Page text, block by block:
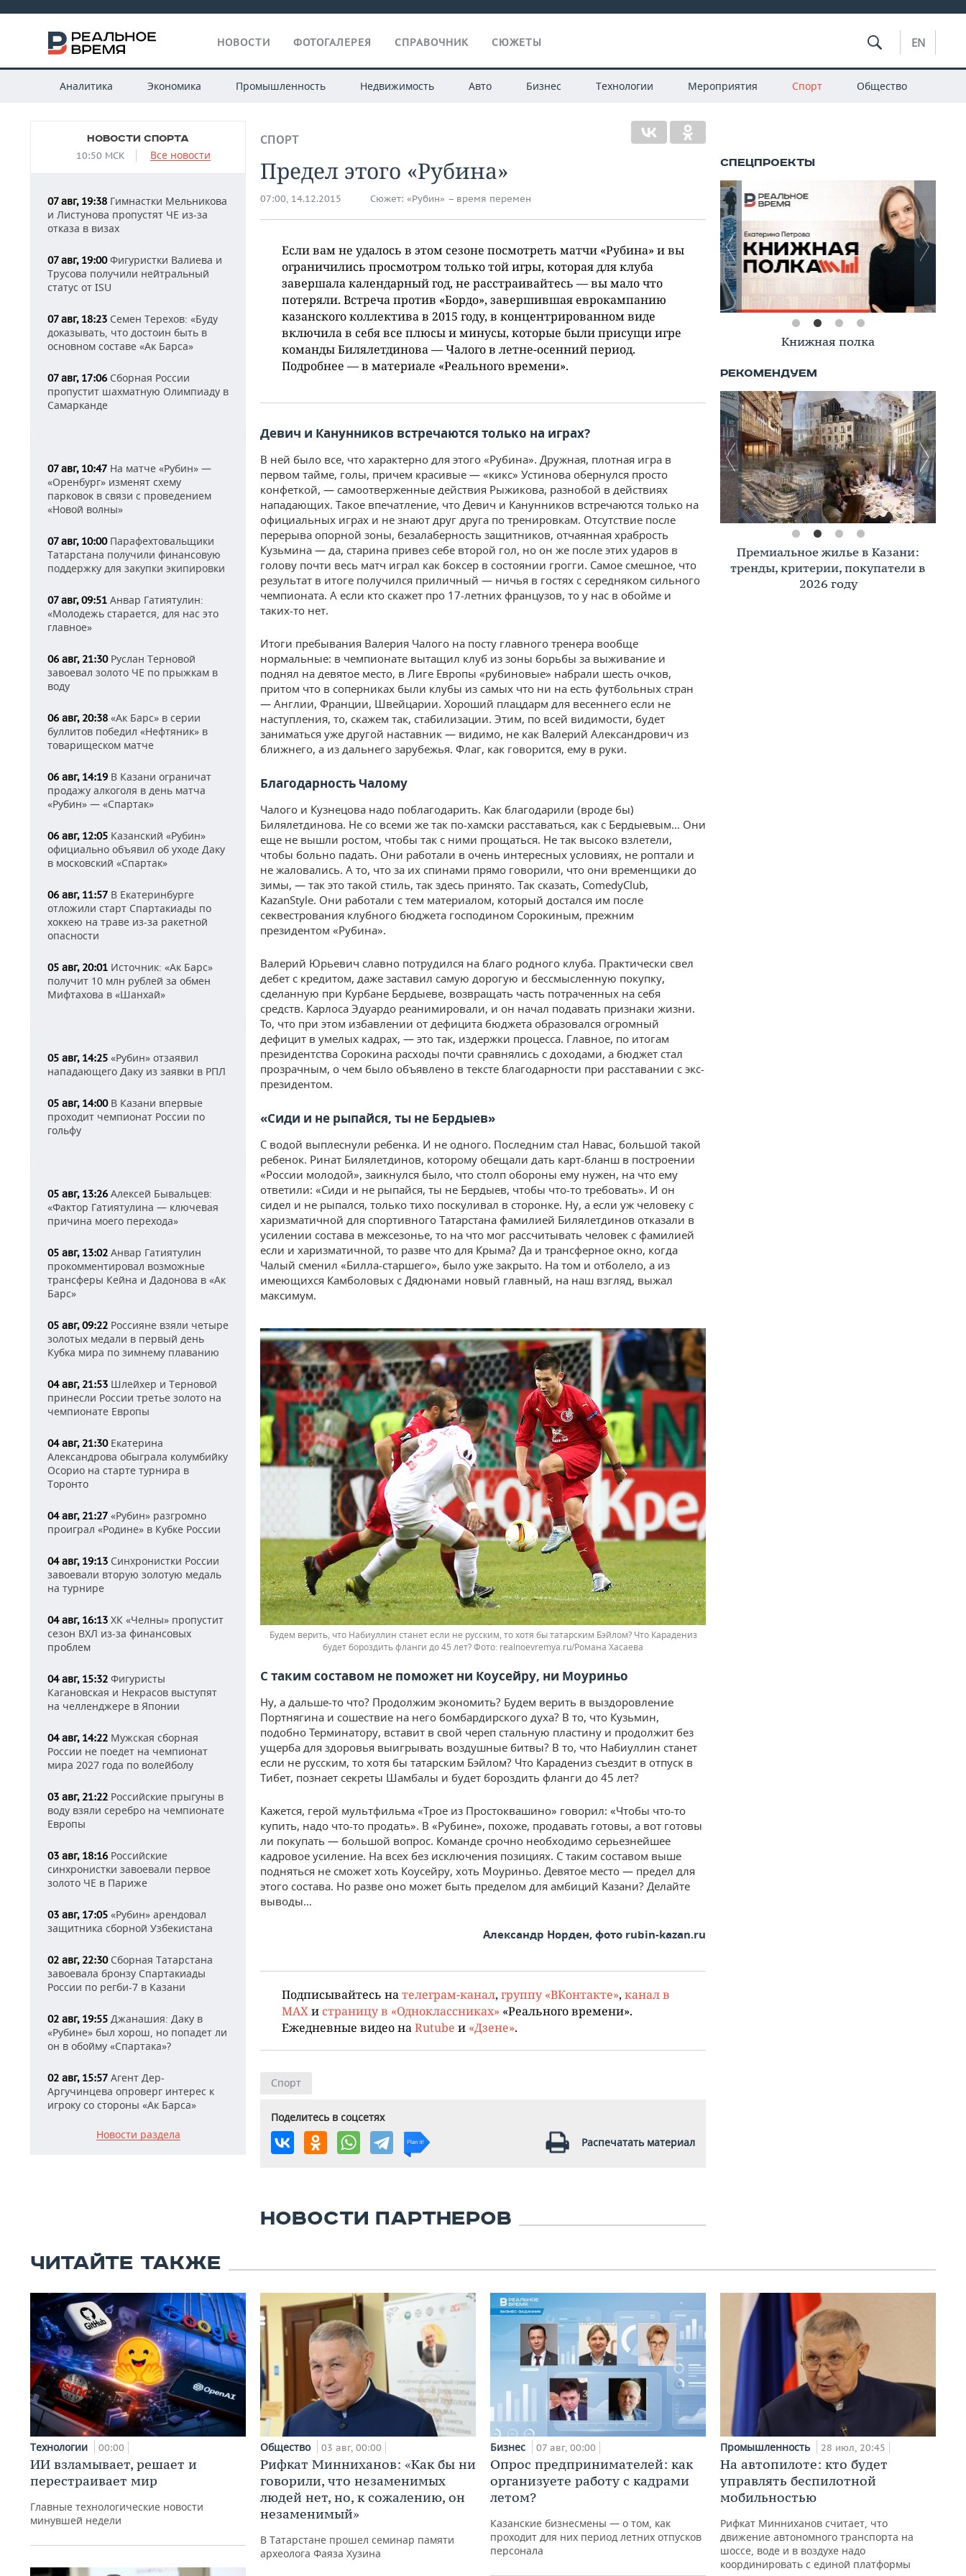
НОВОСТИ ФОТОГАЛЕРЕЯ СПРАВОЧНИК СЮЖЕТЫ EN
Аналитика Экономика Промышленность Недвижимость Авто Бизнес Технологии Мероприятия Спорт Общество
НОВОСТИ СПОРТА
10:50 МСК Все новости
07 авг, 19:38 Гимнастки Мельникова
и Листунова пропустят ЧЕ из-за
отказа в визах
07 авг, 19:00Фигуристки Валиева и
Трусова получили нейтральный
статус от ISU
07 авг, 18:23 Семен Терехов: «Буду
доказывать, что достоин быть в
основном составе «Ак Барса»
07 авг, 17:06 Сборная России
пропустит шахматную Олимпиаду в
Самарканде
07 авг, 10:47 На матче «Рубин» —
«Оренбург» изменят схему
парковок в связи с проведением
«Новой волны»
07 авг, 10:00Парафехтовальщики
Татарстана получили финансовую
поддержку для закупки экипировки
07 авг, 09:51 Анвар Гатиятулин:
«Молодежь старается, для нас это
главное»
06 авг, 21:30Руслан Терновой
завоевал золото ЧЕ по прыжкам в
воду
06 авг, 20:38 «Ак Барс» в серии
буллитов победил «Нефтяник» в
товарищеском матче
06 авг, 14:19 В Казани ограничат
продажу алкоголя в день матча
«Рубин» — «Спартак»
06 авг, 12:05 Казанский «Рубин»
официально объявил об уходе Даку
в московский «Спартак»
06 авг, 11:57 В Екатеринбурге
отложили старт Спартакиады по
хоккею на траве из-за ракетной
опасности
05 авг, 20:01 Источник: «Ак Барс»
получит 10 млн рублей за обмен
Мифтахова в «Шанхай»
05 авг, 14:25 «Рубин» отзаявил
нападающего Даку из заявки в РПЛ
05 авг, 14:00В Казани впервые
проходит чемпионат России по
гольфу
05 авг, 13:26 Алексей Бывальцев:
«Фактор Гатиятулина — ключевая
причина моего перехода»
05 авг, 13:02 Анвар Гатиятулин
прокомментировал возможные
трансферы Кейна и Дадонова в «Ак
Барс»
05 авг, 09:22 Россияне взяли четыре
золотых медали в первый день
Кубка мира по зимнему плаванию
04 авг, 21:53 Шлейхер и Терновой
принесли России третье золото на
чемпионате Европы
04 авг, 21:30Екатерина
Александрова обыграла колумбийку
Осорио на старте турнира в
Торонто
04 авг, 21:27 «Рубин» разгромно
проиграл «Родине» в Кубке России
04 авг, 19:13 Синхронистки России
завоевали вторую золотую медаль
на турнире
04 авг, 16:13 ХК «Челны» пропустит
сезон ВХЛ из-за финансовых
проблем
04 авг, 15:32 Фигуристы
Кагановская и Некрасов выступят
на челленджере в Японии
04 авг, 14:22 Мужская сборная
России не поедет на чемпионат
мира 2027 года по волейболу
03 авг, 21:22 Российские прыгуны в
воду взяли серебро на чемпионате
Европы
03 авг, 18:16 Российские
синхронистки завоевали первое
золото ЧЕ в Париже
03 авг, 17:05 «Рубин» арендовал
защитника сборной Узбекистана
02 авг, 22:30Сборная Татарстана
завоевала бронзу Спартакиады
России по регби-7 в Казани
02 авг, 19:55 Джанашия: Даку в
«Рубине» был хорош, но попадет ли
он в обойму «Спартака»?
02 авг, 15:57 Агент Дер-
Аргучинцева опроверг интерес к
игроку со стороны «Ак Барса»
Новости раздела
СПОРТ
Предел этого «Рубина»
07:00, 14.12.2015 Сюжет: ​«Рубин» – время перемен
Если вам не удалось в этом сезоне посмотреть матчи «Рубина» и вы
ограничились просмотром только той игры, которая для клуба
завершала календарный год, не расстраивайтесь — вы мало что
потеряли. Встреча против «Бордо», завершившая еврокампанию
казанского коллектива в 2015 году, в концентрированном виде
включила в себя все плюсы и минусы, которые были присущи игре
команды Билялетдинова — Чалого в летне-осенний период.
Подробнее — в материале «Реального времени».
Девич и Канунников встречаются только на играх?
В ней было все, что характерно для этого «Рубина». Дружная, плотная игра в
первом тайме, голы, причем красивые — «кикс» Устинова обернулся просто
конфеткой, — самоотверженные действия Рыжикова, разнобой в действиях
нападающих. Такое впечатление, что Девич и Канунников встречаются только на
официальных играх и не знают друг друга по тренировкам. Отсутствие после
перерыва опорной зоны, безалаберность защитников, отчаянная храбрость
Кузьмина — да, старина привез себе второй гол, но он же после этих ударов в
голову почти весь матч играл как боксер в состоянии грогги. Самое смешное, что
результат в итоге получился приличный — ничья в гостях с середняком сильного
чемпионата. А если кто скажет про 17-летних французов, то у нас в обойме и
таких-то нет.
Итоги пребывания Валерия Чалого на посту главного тренера вообще
нормальные: в чемпионате вытащил клуб из зоны борьбы за выживание и
поднял на девятое место, в Лиге Европы «рубиновые» набрали шесть очков,
притом что в соперниках были клубы из самых что ни на есть футбольных стран
— Англии, Франции, Швейцарии. Хороший плацдарм для весеннего если не
наступления, то, скажем так, стабилизации. Этим, по всей видимости, будет
заниматься уже другой наставник — видимо, не как Валерий Александрович из
ближнего, а из дальнего зарубежья. Флаг, как говорится, ему в руки.
Благодарность Чалому
Чалого и Кузнецова надо поблагодарить. Как благодарили (вроде бы)
Билялетдинова. Не со всеми же так по-хамски расставаться, как с Бердыевым… Они
еще не вышли ростом, чтобы так с ними прощаться. Не так высоко взлетели,
чтобы больно падать. Они работали в очень интересных условиях, не роптали и
не жаловались. А то, что за их спинами прямо говорили, что они временщики до
зимы, — так это такой стиль, так здесь принято. Так сказать, ComedyClub,
KazanStyle. Они работали с тем материалом, который достался им после
секвестрования клубного бюджета господином Сорокиным, прежним
президентом «Рубина».
Валерий Юрьевич славно потрудился на благо родного клуба. Практически свел
дебет с кредитом, даже заставил самую дорогую и бессмысленную покупку,
сделанную при Курбане Бердыеве, возвращать часть потраченных на себя
средств. Карлоса Эдуардо реанимировали, и он начал подавать признаки жизни.
То, что при этом избавлении от дефицита бюджета образовался огромный
дефицит в умелых кадрах, — это так, издержки процесса. Главное, по итогам
президентства Сорокина расходы почти сравнялись с доходами, а бюджет стал
прозрачным, о чем было объявлено в тексте благодарности при расставании с экс-
президентом.
«Сиди и не рыпайся, ты не Бердыев»
С водой выплеснули ребенка. И не одного. Последним стал Навас, большой такой
ребенок. Ринат Билялетдинов, которому обещали дать карт-бланш в построении
«России молодой», заикнулся было, что столп обороны ему нужен, на что ему
ответили: «Сиди и не рыпайся, ты не Бердыев, чтобы что-то требовать». И он
сидел и не рыпался, только тихо поскуливал в сторонке. Ну, а если уж человеку с
харизматичной для спортивного Татарстана фамилией Билялетдинов отказали в
усилении состава в межсезонье, то на что мог рассчитывать человек с фамилией
если и харизматичной, то разве что для Крыма? Да и трансферное окно, когда
Чалый сменил «Билла-старшего», было уже закрыто. На том и отболело, а из
имеющихся Камболовых с Дядюнами новый главный, на наш взгляд, выжал
максимум.
Будем верить, что Набиуллин станет если не русским, то хотя бы татарским Бэйлом? Что Карадениз
будет бороздить фланги до 45 лет?
realnoevremya.ru/Романа Хасаева
С таким составом не поможет ни Коусейру, ни Моуриньо
Ну, а дальше-то что? Продолжим экономить? Будем верить в выздоровление
Портнягина и сошествие на него бомбардирского духа? В то, что Кузьмин,
подобно Терминатору, вставит в свой череп стальную пластину и продолжит без
ущерба для здоровья выигрывать воздушные битвы? В то, что Набиуллин станет
если не русским, то хотя бы татарским Бэйлом? Что Карадениз съездит в отпуск в
Тибет, познает секреты Шамбалы и будет бороздить фланги до 45 лет?
Кажется, герой мультфильма «Трое из Простоквашино» говорил: «Чтобы что-то
купить, надо что-то продать». В «Рубине», похоже, продавать готовы, а вот готовы
ли покупать — большой вопрос. Команде срочно необходимо серьезнейшее
кадровое усиление. На всех без исключения позициях. С таким составом выше
подняться не сможет хоть Коусейру, хоть Моуриньо. Девятое место — предел для
этого состава. Но разве оно может быть пределом для амбиций Казани? Делайте
выводы…
Александр Норден, фото rubin-kazan.ru
Подписывайтесь на телеграм-канал, группу «ВКонтакте», канал в
MAX и страницу в «Одноклассниках» «Реального времени».
Ежедневные видео на Rutube и «Дзене».
Спорт
Поделитесь в соцсетях
Распечатать материал
НОВОСТИ ПАРТНЕРОВ
Книжная полка
Премиальное жилье в Казани:
тренды, критерии, покупатели в
2026 году
ЧИТАЙТЕ ТАКЖЕ
Технологии 00:00
ИИ взламывает, решает и
перестраивает мир
Главные технологические новости
минувшей недели
Общество 03 авг, 00:00
Рифкат Минниханов: «Как бы ни
говорили, что незаменимых
людей нет, но, к сожалению, он
незаменимый»
В Татарстане прошел семинар памяти
археолога Фаяза Хузина
Бизнес 07 авг, 00:00
Опрос предпринимателей: как
организуете работу с кадрами
летом?
Казанские бизнесмены — о том, как
проходит для них период летних отпусков
персонала
Промышленность 28 июл, 20:45
На автопилоте: кто будет
управлять беспилотной
мобильностью
Рифкат Минниханов считает, что
движение автономного транспорта на
шоссе, воде и в воздухе надо
координировать с единой платформы